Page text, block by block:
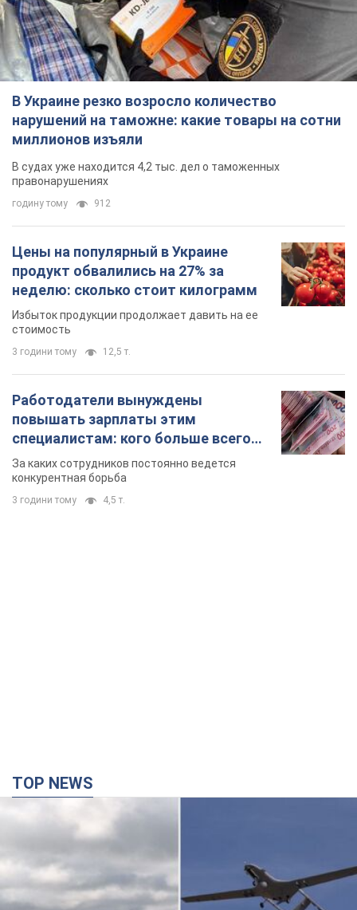
В Украине резко возросло количество
нарушений на таможне: какие товары на сотни
миллионов изъяли
В судах уже находится 4,2 тыс. дел о таможенных
правонарушениях
годину тому 912
Цены на популярный в Украине
продукт обвалились на 27% за
неделю: сколько стоит килограмм
Избыток продукции продолжает давить на ее
стоимость
3 години тому 12,5 т.
Работодатели вынуждены
повышать зарплаты этим
специалистам: кого больше всего
не хватает на рынке труда
За каких сотрудников постоянно ведется
конкурентная борьба
3 години тому 4,5 т.
TOP NEWS